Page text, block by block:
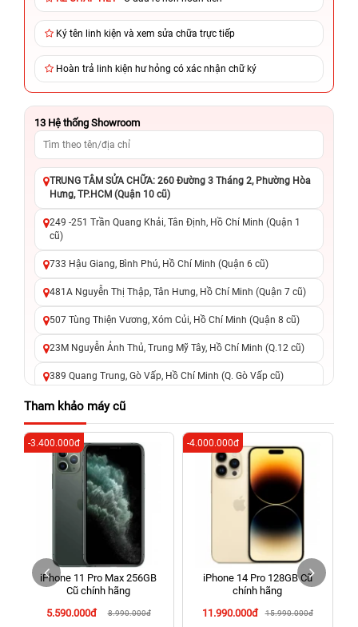
Ký tên linh kiện và xem sửa chữa trực tiếp
Hoàn trả linh kiện hư hỏng có xác nhận chữ ký
13 Hệ thống Showroom
TRUNG TÂM SỬA CHỮA: 260 Đường 3 Tháng 2, Phường Hòa
Hưng, TP.HCM (Quận 10 cũ)
249 -251 Trần Quang Khải, Tân Định, Hồ Chí Minh (Quận 1
cũ)
733 Hậu Giang, Bình Phú, Hồ Chí Minh (Quận 6 cũ)
481A Nguyễn Thị Thập, Tân Hưng, Hồ Chí Minh (Quận 7 cũ)
507 Tùng Thiện Vương, Xóm Củi, Hồ Chí Minh (Quận 8 cũ)
23M Nguyễn Ảnh Thủ, Trung Mỹ Tây, Hồ Chí Minh (Q.12 cũ)
389 Quang Trung, Gò Vấp, Hồ Chí Minh (Q. Gò Vấp cũ)
625 - 625A Âu Cơ, Tân Phú, Hồ Chí Minh (Quận Tân Phú cũ)
326 Lê Văn Việt, Tăng Nhơn Phú, Hồ Chí Minh (Q.9 TP. Thủ
Đức cũ)
256 Võ Văn Ngân, Thủ Đức, Hồ Chí Minh (Bình Thọ, TP. Thủ
Đức Cũ)
70 Nguyễn An Ninh, Dĩ An, Hồ Chí Minh (Bình Dương Cũ)
24h Vũng Tàu: 162A Ba Cu, Vũng Tàu, Hồ Chí Minh (TP. Vũng
Tàu cũ)
198 Hoàng Văn Thụ, Tân Sơn Nhất, Hồ Chí Minh (Tân Bình
Tham khảo máy cũ
iPhone 11 Pro Max 256GB
Cũ chính hãng
5.590.000đ
8.990.000đ
-3.400.000đ
iPhone 14 Pro 128GB Cũ
chính hãng
11.990.000đ
15.990.000đ
-4.000.000đ